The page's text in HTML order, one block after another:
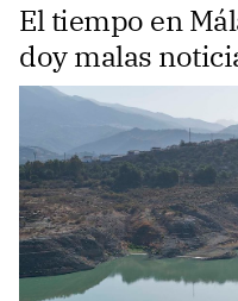
El tiempo en
doy malas